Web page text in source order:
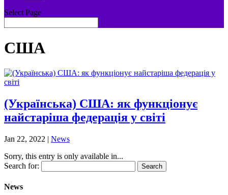
Select Page
США
(Українська) США: як функціонує
найстаріша федерація у світі
Jan 22, 2022 | News
Sorry, this entry is only available in...
Search for:
News